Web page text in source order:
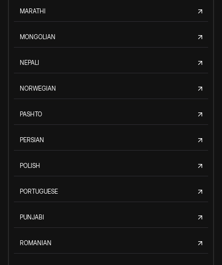
MARATHI
MONGOLIAN
NEPALI
NORWEGIAN
PASHTO
PERSIAN
POLISH
PORTUGUESE
PUNJABI
ROMANIAN